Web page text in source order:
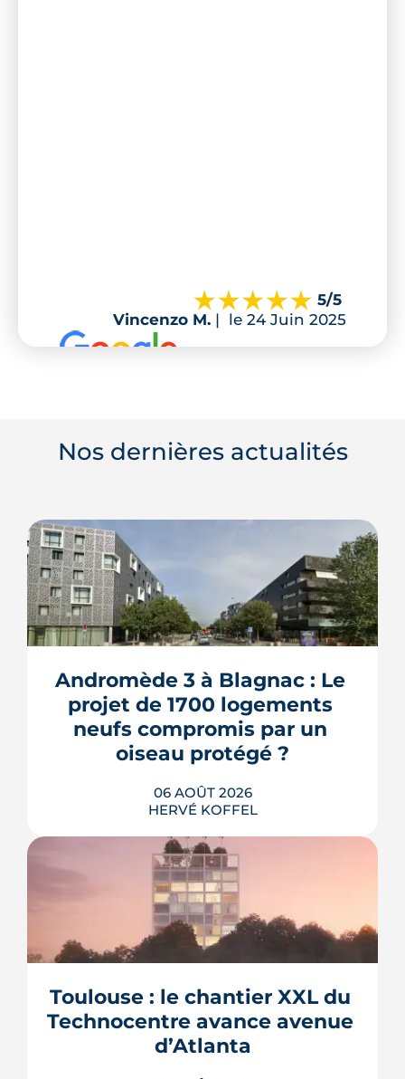
5/5
Vincenzo M. | le 24 Juin 2025
Nos dernières actualités
Andromède 3 à Blagnac : Le
projet de 1700 logements
neufs compromis par un
oiseau protégé ?
06 AOÛT 2026
HERVÉ KOFFEL
La troisième et dernière phase de
l'écoquartier Andromède doit livrer
près de 1 700 logements à partir de
protégé, la cisticole des joncs, contraint
fortement le plan d'aménagement et
repousse un calendrier déjà tendu.
LIRE L'ARTICLE
Toulouse : le chantier XXL du
Technocentre avance avenue
d’Atlanta